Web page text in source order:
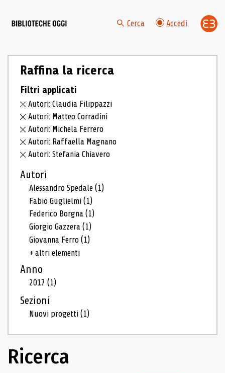
Cerca Accedi
Raffina la ricerca
Filtri applicati
Autori: Claudia Filippazzi
Autori: Matteo Corradini
Autori: Michela Ferrero
Autori: Raffaella Magnano
Autori: Stefania Chiavero
Autori
Alessandro Spedale(1)
Fabio Guglielmi(1)
Federico Borgna(1)
Giorgio Gazzera(1)
Giovanna Ferro(1)
+ altri elementi
Anno
2017(1)
Sezioni
Nuovi progetti(1)
Ricerca